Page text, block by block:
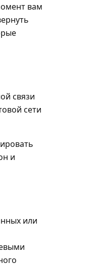
вам
связи
сети
и
или